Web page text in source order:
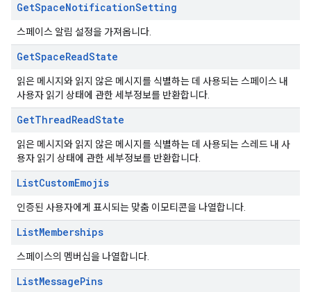
GetSpaceNotificationSetting
스페이스 알림 설정을 가져옵니다.
GetSpaceReadState
읽은 메시지와 읽지 않은 메시지를 식별하는 데 사용되는 스페이스 내
사용자 읽기 상태에 관한 세부정보를 반환합니다.
GetThreadReadState
읽은 메시지와 읽지 않은 메시지를 식별하는 데 사용되는 스레드 내 사
용자 읽기 상태에 관한 세부정보를 반환합니다.
ListCustomEmojis
인증된 사용자에게 표시되는 맞춤 이모티콘을 나열합니다.
ListMemberships
스페이스의 멤버십을 나열합니다.
ListMessagePins